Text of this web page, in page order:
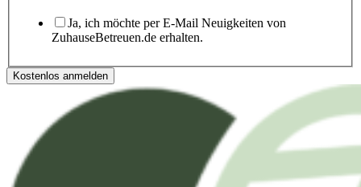
Ja, ich möchte per E-Mail Neuigkeiten von
ZuhauseBetreuen.de erhalten.
Kostenlos anmelden